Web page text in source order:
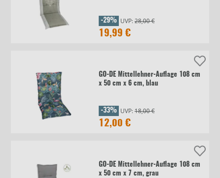
-29% UVP:28,00 €
19,99 €
GO-DE Mittellehner-Auflage 108 cm
x 50 cm x 6 cm, blau
-33% UVP:18,00 €
12,00 €
GO-DE Mittellehner-Auflage 108 cm
x 50 cm x 7 cm, grau